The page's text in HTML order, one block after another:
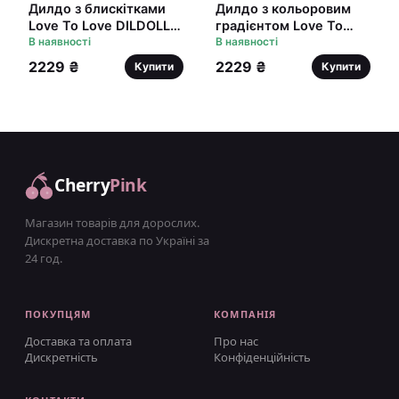
Дилдо з блискітками
Love To Love DILDOLLS
- GLITZY ультрам'який
В наявності
2229 ₴ Купити
Дилдо з кольоровим
градієнтом Love To
Love DILDOLLS -
UTOPIA M ультрам'який
В наявності
2229 ₴ Купити
CherryPink
Магазин товарів для дорослих.
Дискретна доставка по Україні за
24 год.
ПОКУПЦЯМ
Доставка та оплата
Дискретність
КОМПАНІЯ
Про нас
Конфіденційність